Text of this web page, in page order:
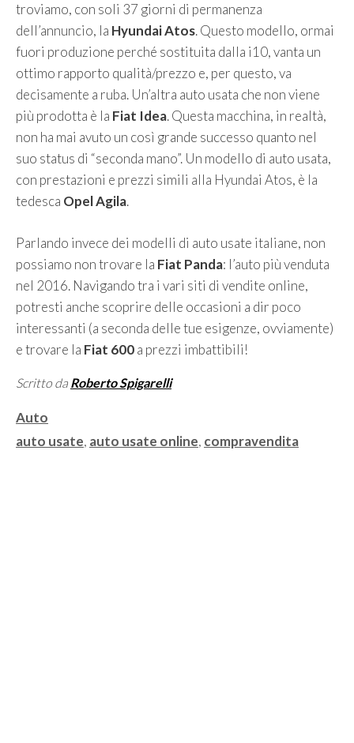
troviamo, con soli 37 giorni di permanenza
dell’annuncio, la Hyundai Atos. Questo modello, ormai
fuori produzione perché sostituita dalla i10, vanta un
ottimo rapporto qualità/prezzo e, per questo, va
decisamente a ruba. Un’altra auto usata che non viene
più prodotta è la Fiat Idea. Questa macchina, in realtà,
non ha mai avuto un così grande successo quanto nel
suo status di “seconda mano”. Un modello di auto usata,
con prestazioni e prezzi simili alla Hyundai Atos, è la
tedesca Opel Agila.
Parlando invece dei modelli di auto usate italiane, non
possiamo non trovare la Fiat Panda: l’auto più venduta
nel 2016. Navigando tra i vari siti di vendite online,
potresti anche scoprire delle occasioni a dir poco
interessanti (a seconda delle tue esigenze, ovviamente)
e trovare la Fiat 600a prezzi imbattibili!
Scritto da Roberto Spigarelli
Categorie
Auto
Tag
auto usate, auto usate online, compravendita